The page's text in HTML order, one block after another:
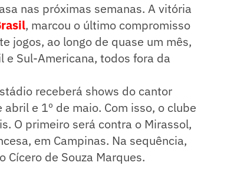
nas próximas semanas. A vitória
, marcou o último compromisso
jogos, ao longo de quase um mês,
e Sul-Americana, todos fora da
receberá shows do cantor
e 1º de maio. Com isso, o clube
O primeiro será contra o Mirassol,
em Campinas. Na sequência,
Cícero de Souza Marques.